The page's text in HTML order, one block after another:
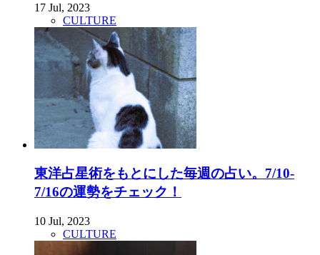
17 Jul, 2023
CULTURE
東洋占星術をもとにした毎週の占い。7/10-
7/16の運勢をチェック！
10 Jul, 2023
CULTURE